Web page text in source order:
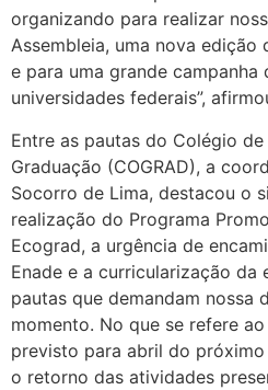
organizando para realizar
Assembleia, uma nova edição
e para uma grande campanha
universidades federais”,
Entre as pautas do Colégio
Graduação (COGRAD), a
Socorro de Lima, destacou o
realização do Programa
Ecograd, a urgência de
Enade e a curricularização da
pautas que demandam nossa
momento. No que se refere
previsto para abril do
o retorno das atividades